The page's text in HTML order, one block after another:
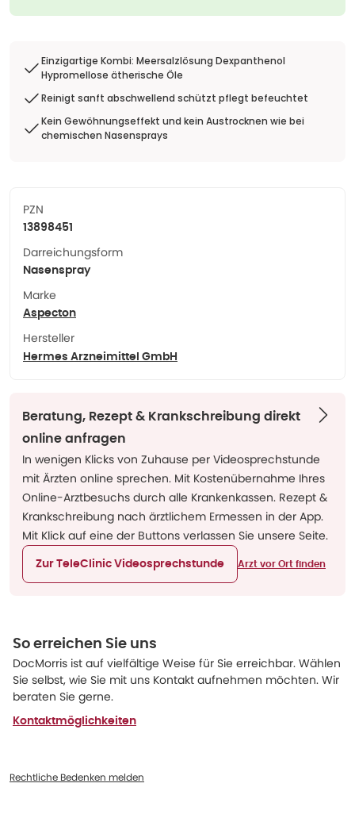
Einzigartige Kombi: Meersalzlösung Dexpanthenol
Hypromellose ätherische Öle
Reinigt sanft abschwellend schützt pflegt befeuchtet
Kein Gewöhnungseffekt und kein Austrocknen wie bei
chemischen Nasensprays
PZN
13898451
Darreichungsform
Nasenspray
Marke
Aspecton
Hersteller
Hermes Arzneimittel GmbH
Beratung, Rezept & Krankschreibung direkt
online anfragen
In wenigen Klicks von Zuhause per Videosprechstunde
mit Ärzten online sprechen. Mit Kostenübernahme Ihres
Online-Arztbesuchs durch alle Krankenkassen. Rezept &
Krankschreibung nach ärztlichem Ermessen in der App.
Mit Klick auf eine der Buttons verlassen Sie unsere Seite.
Zur TeleClinic Videosprechstunde Arzt vor Ort finden
So erreichen Sie uns
DocMorris ist auf vielfältige Weise für Sie erreichbar. Wählen
Sie selbst, wie Sie mit uns Kontakt aufnehmen möchten. Wir
beraten Sie gerne.
Kontaktmöglichkeiten
Rechtliche Bedenken melden